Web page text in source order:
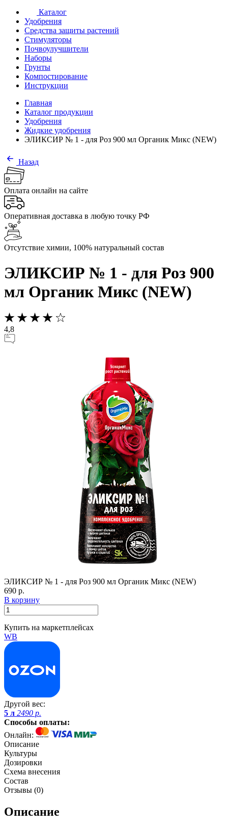
Каталог
Удобрения
Средства защиты растений
Стимуляторы
Почвоулучшители
Наборы
Грунты
Компостирование
Инструкции
Главная
Каталог продукции
Удобрения
Жидкие удобрения
ЭЛИКСИР № 1 - для Роз 900 мл Органик Микс (NEW)
Назад
Оплата онлайн на сайте
Оперативная доставка в любую точку РФ
Отсутствие химии, 100% натуральный состав
ЭЛИКСИР № 1 - для Роз 900
мл Органик Микс (NEW)
4,8
ЭЛИКСИР № 1 - для Роз 900 мл Органик Микс (NEW)
690 р.
В корзину
Купить на маркетплейсах
WB
Другой вес:
5 л 2490 р.
Способы оплаты:
Онлайн:
Описание
Культуры
Дозировки
Схема внесения
Состав
Отзывы (0)
Описание